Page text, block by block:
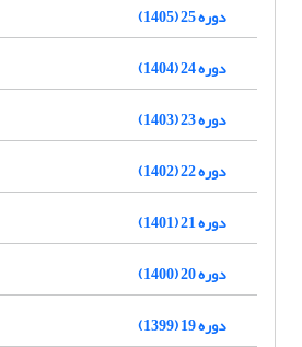
دوره 25 (1405)
دوره 24 (1404)
دوره 23 (1403)
دوره 22 (1402)
دوره 21 (1401)
دوره 20 (1400)
دوره 19 (1399)